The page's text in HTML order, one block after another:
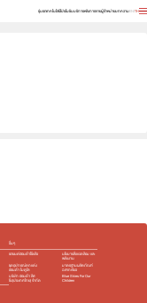
รุ่นรถเทคโนโลยีโปรโมชันบริการหลังการขายผู้จำหน่ายบทความENTH
อื่นๆ
รถยนต์ฮอนด้าใช้แล้ว
นโยบายสิ่งแวดล้อม และ
พลังงาน
ชุดอุปกรณ์ตกแต่ง​
ฮอนด้า โมดูโล
มาตรฐานผลิตภัณฑ์
ฉลากเขียว
บริษัท ฮอนด้า ลีส
ซิ่ง(ประเทศไทย) จำกัด
Blue Skies For Our
Children